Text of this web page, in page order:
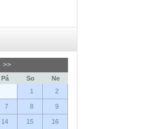
>>
Pá So
Ne
1
2
7 8 9
14 15 16